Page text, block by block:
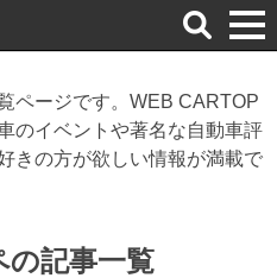
検
索
ページです。WEB CARTOP
のイベントや著名な自動車評
きの方が欲しい情報が満載で
の記事一覧